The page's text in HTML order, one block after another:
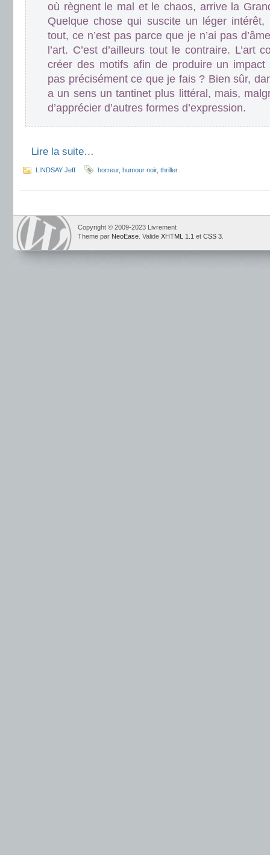
où règnent le mal et le chaos, arrive la
Quelque chose qui suscite un léger
tout, ce n’est pas parce que je n’ai pas
l’art. C’est d’ailleurs tout le contraire. L’art
créer des motifs afin de produire un impact
pas précisément ce que je fais ? Bien sûr,
a un sens un tantinet plus littéral, mais,
d’apprécier d’autres formes d’expression.
Lire la suite…
LINDSAY Jeff horreur, humour noir, thriller
Copyright © 2009-2023 Livrement
Theme par NeoEase . Valide XHTML 1.1 et CSS 3